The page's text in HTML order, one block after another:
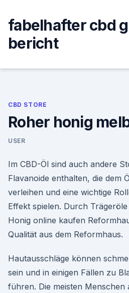
content
fabelhafter cbd
bericht
CBD STORE
Roher honig
USER
Im CBD-Öl sind auch andere
Flavanoide enthalten, die dem
verleihen und eine wichtige
Effekt spielen. Durch
Honig online kaufen
Qualität aus dem Reformhaus.
Hautausschläge können
sein und in einigen Fällen zu
führen. Die meisten Menschen